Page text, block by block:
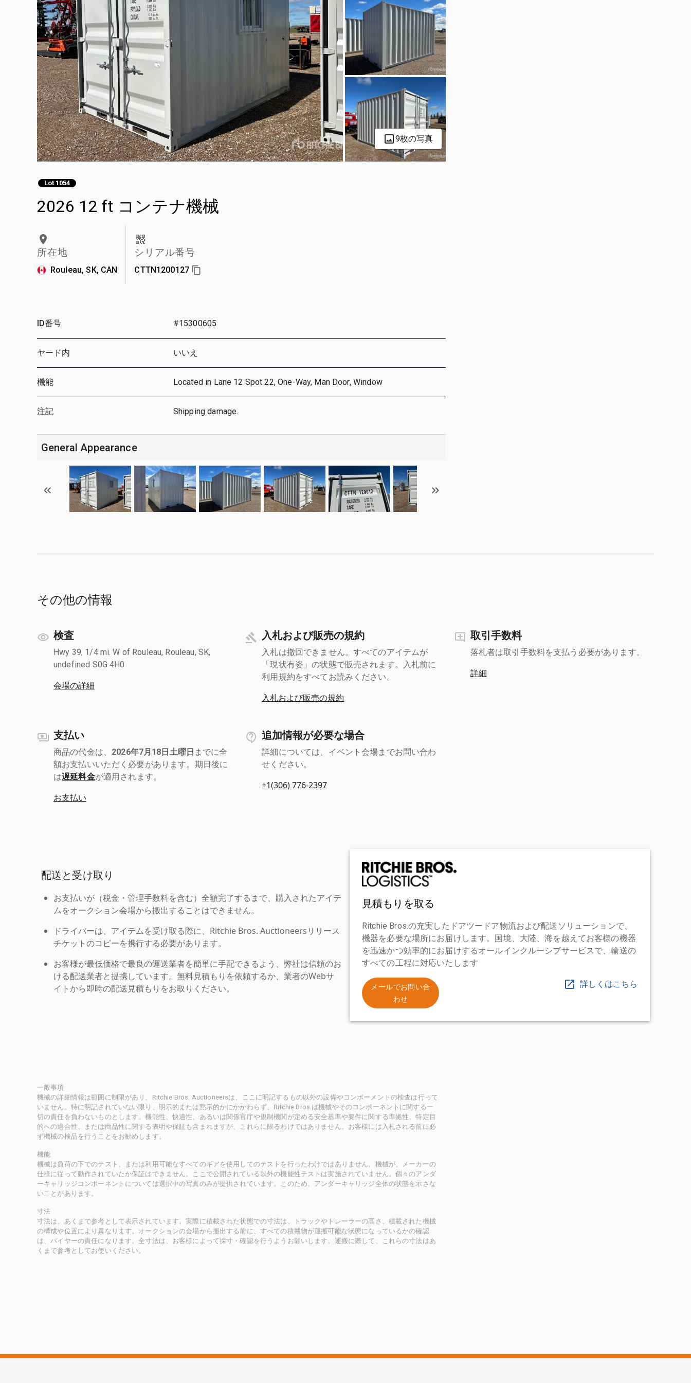
9枚の写真
Lot 1054
2026 12 ft コンテナ機械
所在地
Rouleau, SK, CAN
シリアル番号
CTTN1200127
ID番号 #15300605
ヤード内 いいえ
機能 Located in Lane 12 Spot 22, One-Way, Man Door, Window
注記 Shipping damage.
General Appearance
その他の情報
検査
Hwy 39, 1/4 mi. W of Rouleau, Rouleau, SK,
undefined S0G 4H0
会場の詳細
入札および販売の規約
入札は撤回できません。すべてのアイテムが
「現状有姿」の状態で販売されます。入札前に
利用規約をすべてお読みください。
入札および販売の規約
取引手数料
落札者は取引手数料を支払う必要があります。
詳細
支払い
商品の代金は、 2026年7月18日土曜日 までに全
額お支払いいただく必要があります。期日後に
は遅延料金が適用されます。
お支払い
追加情報が必要な場合
詳細については、イベント会場までお問い合わ
せください。
+1(306) 776-2397
配送と受け取り
お支払いが（税金・管理手数料を含む）全額完了するまで、購入されたアイテ
ムをオークション会場から搬出することはできません。
ドライバーは、アイテムを受け取る際に、Ritchie Bros. Auctioneersリリース
チケットのコピーを携行する必要があります。
お客様が最低価格で最良の運送業者を簡単に手配できるよう、弊社は信頼のお
ける配送業者と提携しています。無料見積もりを依頼するか、業者のWebサ
イトから即時の配送見積もりをお取りください。
見積もりを取る
Ritchie Bros.の充実したドアツードア物流および配送ソリューションで、
機器を必要な場所にお届けします。国境、大陸、海を越えてお客様の機器
を迅速かつ効率的にお届けするオールインクルーシブサービスで、輸送の
すべての工程に対応いたします
メールでお問い合
わせ
詳しくはこちら
一般事項
機械の詳細情報は範囲に制限があり、Ritchie Bros. Auctioneersは、ここに明記するもの以外の設備やコンポーメントの検査は行って
いません。特に明記されていない限り、明示的または黙示的かにかかわらず、Ritchie Bros.は機械やそのコンポーネントに関する一
切の責任を負わないものとします。機能性、快適性、あるいは関係官庁や規制機関が定める安全基準や要件に関する準拠性、特定目
的への適合性、または商品性に関する表明や保証も含まれますが、これらに限るわけではありません。お客様には入札される前に必
ず機械の検品を行うことをお勧めします。
機能
機械は負荷の下でのテスト、または利用可能なすべてのギアを使用してのテストを行ったわけではありません。機械が、メーカーの
仕様に従って動作されていたか保証はできません。ここで公開されている以外の機能性テストは実施されていません。個々のアンダ
ーキャリッジコンポーネントについては選択中の写真のみが提供されています。このため、アンダーキャリッジ全体の状態を示さな
いことがあります。
寸法
寸法は、あくまで参考として表示されています。実際に積載された状態での寸法は、トラックやトレーラーの高さ、積載された機械
の構成や位置により異なります。オークションの会場から搬出する前に、すべての積載物が運搬可能な状態になっているかの確認
は、バイヤーの責任になります。全寸法は、お客様によって採寸・確認を行うようお願いします。運搬に際して、これらの寸法はあ
くまで参考としてお使いください。